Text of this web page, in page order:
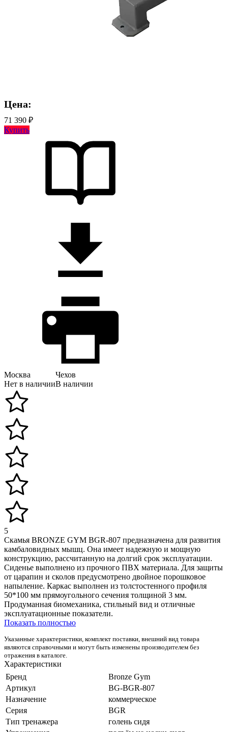
Цена:
71 390 ₽
Купить
Москва
Нет в наличии
Чехов
В наличии
5
Скамья BRONZE GYM BGR-807 предназначена для развития
камбаловидных мышц. Она имеет надежную и мощную
конструкцию, рассчитанную на долгий срок эксплуатации.
Сиденье выполнено из прочного ПВХ материала. Для защиты
от царапин и сколов предусмотрено двойное порошковое
напыление. Каркас выполнен из толстостенного профиля
50*100 мм прямоугольного сечения толщиной 3 мм.
Продуманная биомеханика, стильный вид и отличные
эксплуатационные показатели.
Показать полностью
Указанные характеристики, комплект поставки, внешний вид товара
являются справочными и могут быть изменены производителем без
отражения в каталоге.
Характеристики
Бренд
Bronze Gym
Артикул
BG-BGR-807
Назначение
коммерческое
Серия
BGR
Тип тренажера
голень сидя